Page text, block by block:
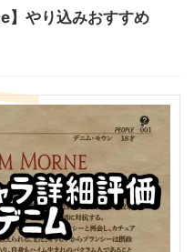
】やり込みおすすめ